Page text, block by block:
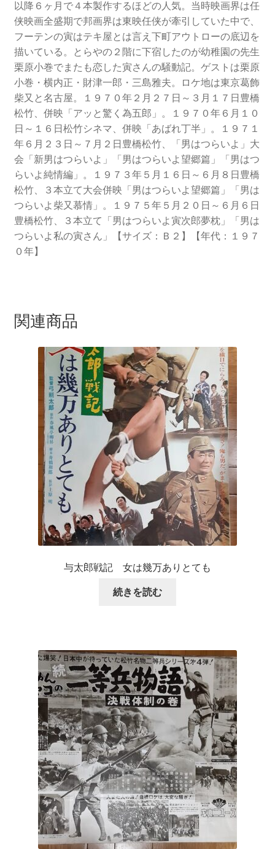
以降６ヶ月で４本製作するほどの人気。当時映画界は任
侠映画全盛期で邦画界は東映任侠が牽引していた中で、
フーテンの寅はテキ屋とは言え下町アウトローの底辺を
描いている。とらやの２階に下宿したのが幼稚園の先生
栗原小巻でまたも恋した寅さんの騒動記。ゲストは栗原
小巻・横内正・財津一郎・三島雅夫。ロケ地は東京葛飾
柴又と名古屋。１９７０年２月２７日～３月１７日豊橋
松竹、併映「アッと驚く為五郎」。１９７０年６月１０
日～１６日松竹シネマ、併映「あばれ丁半」。１９７１
年６月２３日～７月２日豊橋松竹、「男はつらいよ」大
会「新男はつらいよ」「男はつらいよ望郷篇」「男はつ
らいよ純情編」。１９７３年５月１６日～６月８日豊橋
松竹、３本立て大会併映「男はつらいよ望郷篇」「男は
つらいよ柴又慕情」。１９７５年５月２０日～６月６日
豊橋松竹、３本立て「男はつらいよ寅次郎夢枕」「男は
つらいよ私の寅さん」【サイズ：Ｂ２】【年代：１９７
０年】
関連商品
与太郎戦記 女は幾万ありとても
続きを読む